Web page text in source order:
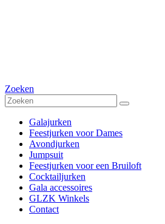
Zoeken
Galajurken
Feestjurken voor Dames
Avondjurken
Jumpsuit
Feestjurken voor een Bruiloft
Cocktailjurken
Gala accessoires
GLZK Winkels
Contact